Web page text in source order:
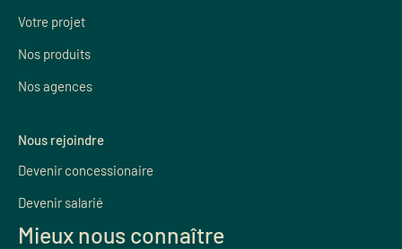
Votre projet
Nos produits
Nos agences
Nous rejoindre
Devenir concessionaire
Devenir salarié
Mieux nous connaître